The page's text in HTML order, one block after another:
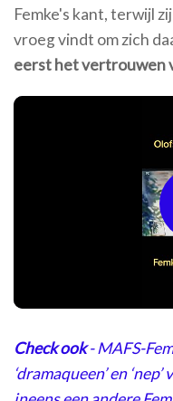
Femke's kant, terwijl
vroeg vindt om zich
eerst het vertrouwen
Check ook- MAFS-
‘dramaqueen’ en